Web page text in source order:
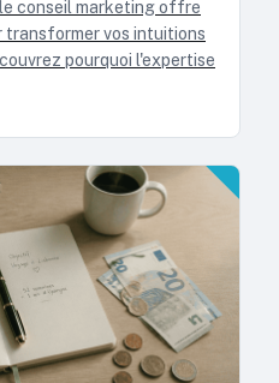
conseil marketing offre
vos intuitions
pourquoi l'expertise